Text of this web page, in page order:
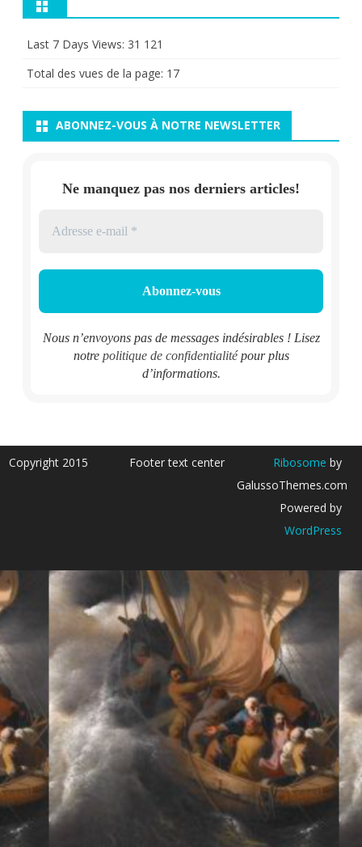
Last 7 Days Views: 31 121
Total des vues de la page: 17
ABONNEZ-VOUS À NOTRE NEWSLETTER
Ne manquez pas nos derniers articles!
Nous n’envoyons pas de messages indésirables ! Lisez
notre politique de confidentialitépour plus
d’informations.
Copyright 2015 Footer text center Ribosome by
GalussoThemes.com
Powered by
WordPress